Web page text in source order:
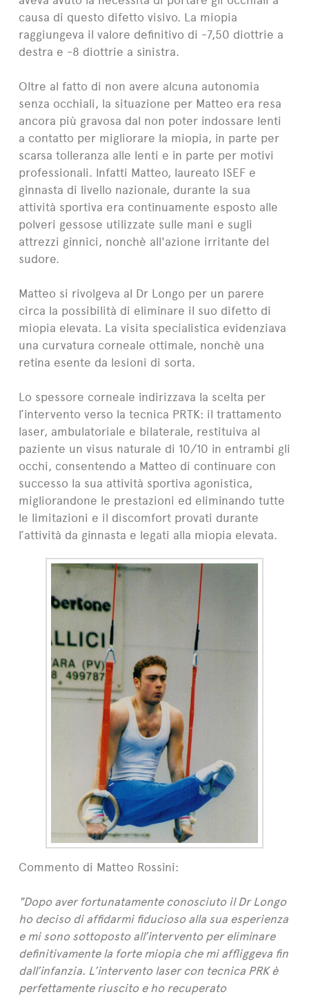
causa di questo difetto visivo. La miopia
raggiungeva il valore definitivo di -7,50 diottrie a
destra e -8 diottrie a sinistra.
Oltre al fatto di non avere alcuna autonomia
senza occhiali, la situazione per Matteo era resa
ancora più gravosa dal non poter indossare lenti
a contatto per migliorare la miopia, in parte per
scarsa tolleranza alle lenti e in parte per motivi
professionali. Infatti Matteo, laureato ISEF e
ginnasta di livello nazionale, durante la sua
attività sportiva era continuamente esposto alle
polveri gessose utilizzate sulle mani e sugli
attrezzi ginnici, nonchè all'azione irritante del
sudore.
Matteo si rivolgeva al Dr Longo per un parere
circa la possibilità di eliminare il suo difetto di
miopia elevata. La visita specialistica evidenziava
una curvatura corneale ottimale, nonchè una
retina esente da lesioni di sorta.
Lo spessore corneale indirizzava la scelta per
l’intervento verso la tecnica PRTK: il trattamento
laser, ambulatoriale e bilaterale, restituiva al
paziente un visus naturale di 10/10 in entrambi gli
occhi, consentendo a Matteo di continuare con
successo la sua attività sportiva agonistica,
migliorandone le prestazioni ed eliminando tutte
le limitazioni e il discomfort provati durante
l’attività da ginnasta e legati alla miopia elevata.
Commento di Matteo Rossini:
"Dopo aver fortunatamente conosciuto il Dr Longo
ho deciso di affidarmi fiducioso alla sua esperienza
e mi sono sottoposto all’intervento per eliminare
definitivamente la forte miopia che mi affliggeva fin
dall’infanzia. L’intervento laser con tecnica PRK è
perfettamente riuscito e ho recuperato